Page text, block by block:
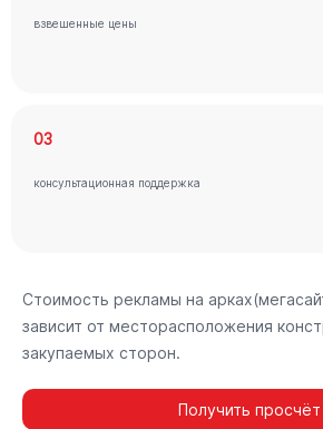
взвешенные цены
03
консультационная поддержка
Стоимость рекламы на
зависит от месторасположения
закупаемых сторон.
Получить просчёт